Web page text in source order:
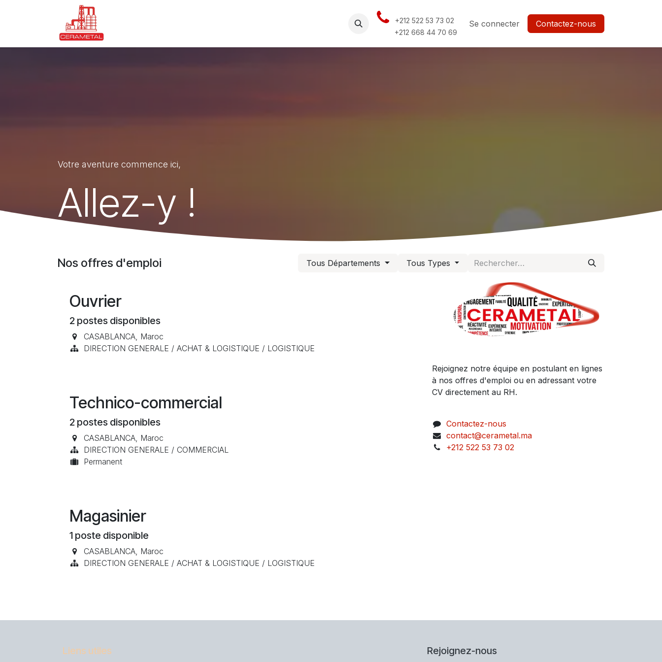
Se rendre au contenu
Contactez-nous Ressources
+212 522 53 73 02
+212 668 44 70 69
Se connecter Contactez-nous
Votre aventure commence ici,
Allez-y !
Nos offres d'emploi Tous Départements Tous Types
Ouvrier
2 postes disponibles
CASABLANCA, Maroc
DIRECTION GENERALE / ACHAT & LOGISTIQUE / LOGISTIQUE
Technico-commercial
2 postes disponibles
CASABLANCA, Maroc
DIRECTION GENERALE / COMMERCIAL
Permanent
Magasinier
1 poste disponible
CASABLANCA, Maroc
DIRECTION GENERALE / ACHAT & LOGISTIQUE / LOGISTIQUE
Rejoignez notre équipe en postulant en lignes
à nos offres d'emploi ou en adressant votre
CV directement au RH.
Contactez-nous
contact@cerametal.ma
+212 522 53 73 02
Liens utiles Rejoignez-nous